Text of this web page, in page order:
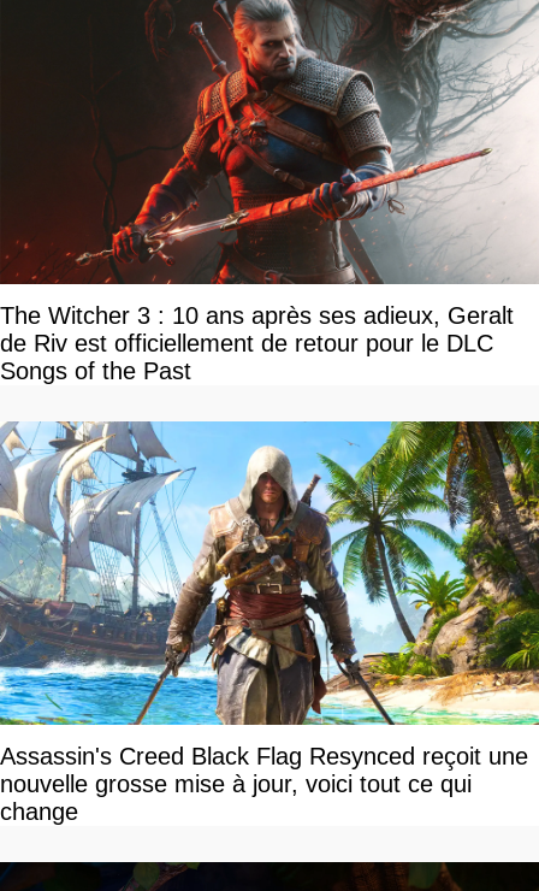
The Witcher 3 : 10 ans après ses adieux, Geralt
de Riv est officiellement de retour pour le DLC
Songs of the Past
Assassin's Creed Black Flag Resynced reçoit une
nouvelle grosse mise à jour, voici tout ce qui
change